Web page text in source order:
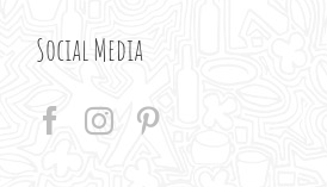
Social Media